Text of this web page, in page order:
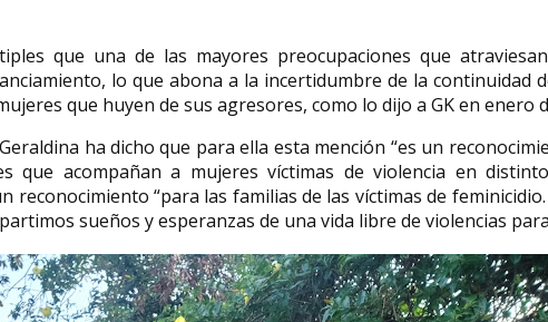
que una de las mayores preocupaciones que
lo que abona a la incertidumbre de la continuidad
que huyen de sus agresores, como lo dijo a GK en enero
ha dicho que para ella esta mención “es un
que acompañan a mujeres víctimas de violencia en
reconocimiento “para las familias de las víctimas de
sueños y esperanzas de una vida libre de violencias